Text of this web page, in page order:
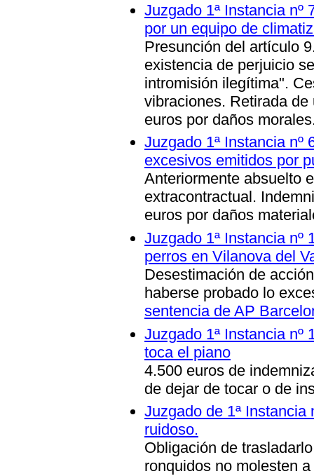
Juzgado 1ª Instancia nº
por un equipo de
Presunción del artículo
existencia de perjuicio
intromisión ilegítima".
vibraciones. Retirada
euros por daños
Juzgado 1ª Instancia nº
excesivos emitidos por
Anteriormente absuelto
extracontractual.
euros por daños
Juzgado 1ª Instancia nº
perros en Vilanova del
Desestimación de
haberse probado lo
sentencia de AP
Juzgado 1ª Instancia nº
toca el piano
4.500 euros de
de dejar de tocar o de
Juzgado de 1ª Instancia
ruidoso.
Obligación de
ronquidos no molesten